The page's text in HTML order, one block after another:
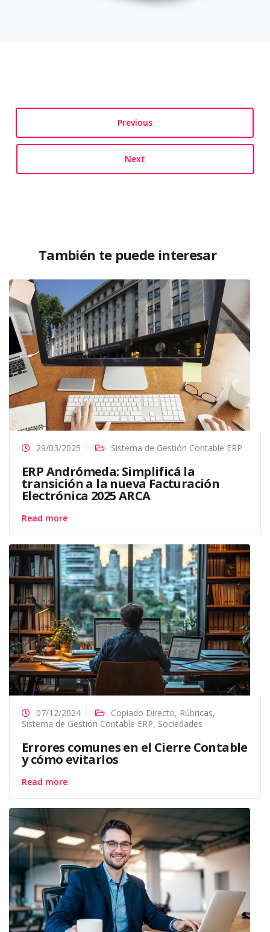
Previous
Next
También te puede interesar
29/03/2025 Sistema de Gestión Contable ERP
ERP Andrómeda: Simplificá la
transición a la nueva Facturación
Electrónica 2025 ARCA
Read more
07/12/2024 Copiado Directo, Rúbricas,
Sistema de Gestión Contable ERP, Sociedades
Errores comunes en el Cierre Contable
y cómo evitarlos
Read more